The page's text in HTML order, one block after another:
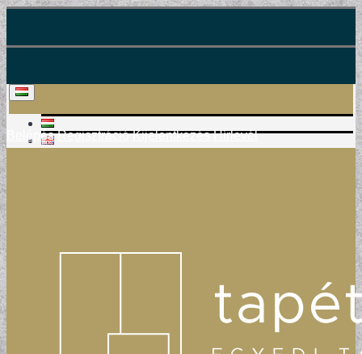
Belépés Regisztráció Kijelentkezés Hírlevél